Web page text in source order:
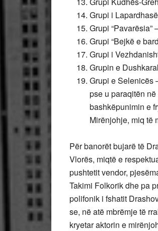
Grupi i
Grupi “Pavarësia”
Grupi “Bejkë e
Grupi i
Grupin e
Grupi e Selenicës
pse u paraqitën
bashkëpunimin e
Mirënjohje, miq të
Për banorët bujarë të
Vlorës, miqtë e
pushtetit vendor,
Takimi Folkorik dhe pa
polifonik i fshatit
se, në atë mbrëmje të
kryetar aktorin e